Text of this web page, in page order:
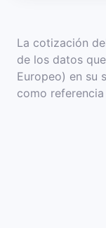
La cotización
de los datos
Europeo) en su
como